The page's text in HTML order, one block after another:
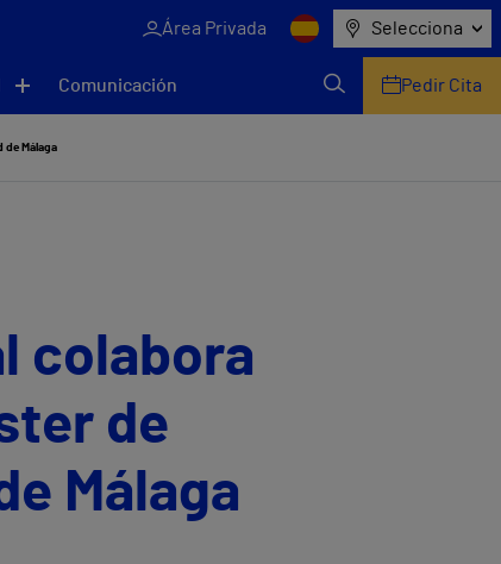
Área Privada Selecciona
Comunicación Pedir Cita
de Málaga
colabora
de
Málaga